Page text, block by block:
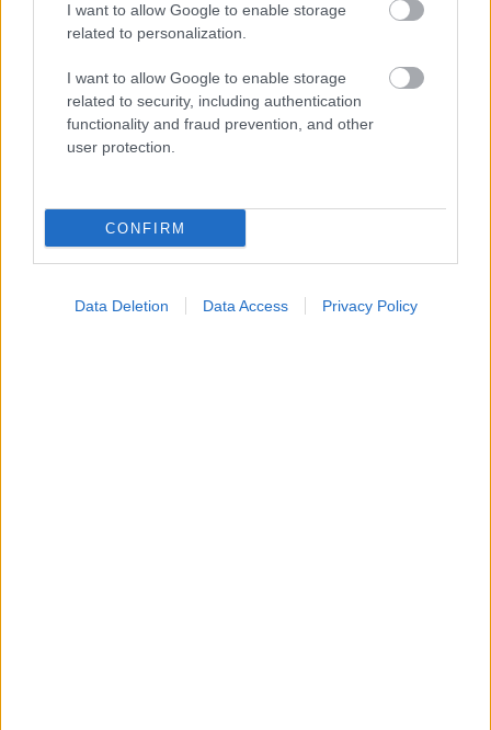
I want to allow Google to enable storage
related to personalization.
I want to allow Google to enable storage
related to security, including authentication
functionality and fraud prevention, and other
user protection.
CONFIRM
Data Deletion Data Access Privacy Policy